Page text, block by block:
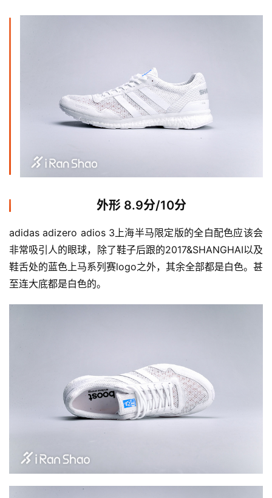
外形 8.9分/10分
adidas adizero adios 3上海半马限定版的全白配色应该会
非常吸引人的眼球，除了鞋子后跟的2017&SHANGHAI以及
鞋舌处的蓝色上马系列赛logo之外，其余全部都是白色。甚
至连大底都是白色的。